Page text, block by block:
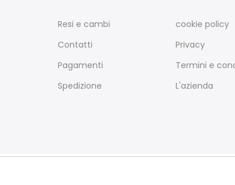
Resi e cambi
Contatti
Pagamenti
Spedizione
cookie policy
Privacy
Termini e
L'azienda